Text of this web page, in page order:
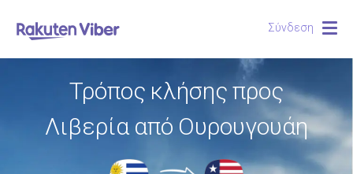
Σύνδεση
Τρόπος κλήσης προς
Λιβερία από Ουρουγουάη